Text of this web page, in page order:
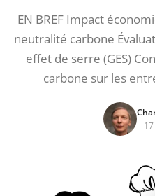
EN BREF Impact
neutralité carbone
effet de serre (GES)
carbone sur les